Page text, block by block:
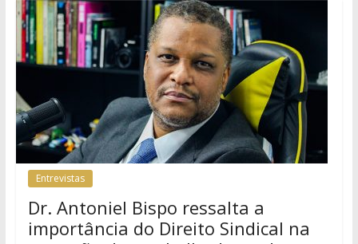
Entrevistas
Dr. Antoniel Bispo ressalta a
importância do Direito Sindical na